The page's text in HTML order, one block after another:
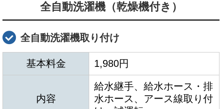
全自動洗濯機（乾燥機付き）
全自動洗濯機取り付け
基本料金 1,980円
内容
給水継手、給水ホース・排
水ホース、アース線取り付